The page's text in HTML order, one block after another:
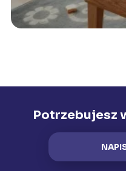
Potrzebujesz